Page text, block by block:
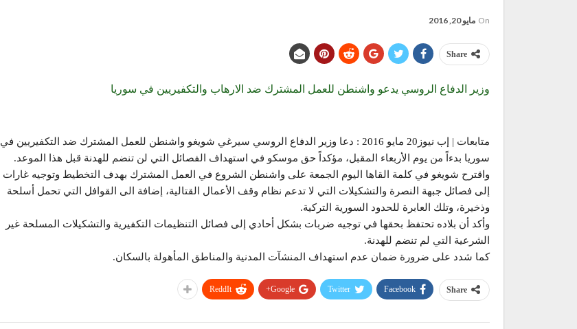
On مايو 20, 2016
Share
وزير الدفاع الروسي يدعو واشنطن للعمل المشترك ضد الارهاب والتكفيريين في سوريا
متابعات | إب نيوز20 مايو 2016 : دعا وزير الدفاع الروسي سيرغي شويغو واشنطن للعمل المشترك ضد التكفيريين في
سوريا بدءاً من يوم الأربعاء المقبل، مؤكداً حق موسكو في استهداف الفصائل التي لن تنضم للهدنة قبل هذا الموعد.
واقترح شويغو في كلمة القاها اليوم الجمعة على واشنطن الشروع في العمل المشترك بهدف التخطيط وتوجيه غارات
إلى فصائل جبهة النصرة والتشكيلات التي لا تدعم نظام وقف الأعمال القتالية، إضافة الى القوافل التي تحمل أسلحة
وذخيرة، وتلك العابرة للحدود السورية التركية.
وأكد أن بلاده تحتفظ بحقها في توجيه ضربات بشكل أحادي إلى فصائل التنظيمات التكفيرية والتشكيلات المسلحة غير
الشرعية التي لم تنضم للهدنة.
كما شدد على ضرورة ضمان عدم استهداف المنشآت المدنية والمناطق المأهولة بالسكان.
Share
Facebook
Twitter
Google+
ReddIt